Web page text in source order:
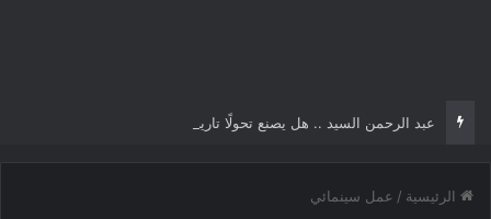
الرئيسية / عمل سينمائي